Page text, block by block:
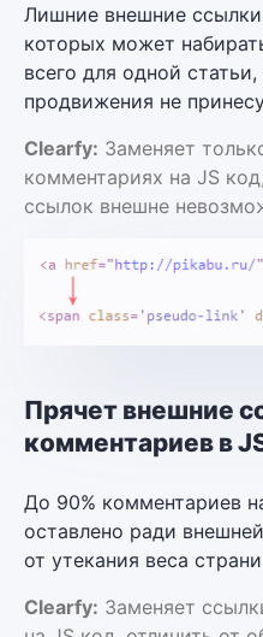
Лишние внешние
которых может
всего для одной
продвижения не
Clearfy: Заменяет
комментариях на JS
ссылок внешне
Прячет внешние
комментариев в
До 90% комментариев
оставлено ради
от утекания веса
Clearfy: Заменяет